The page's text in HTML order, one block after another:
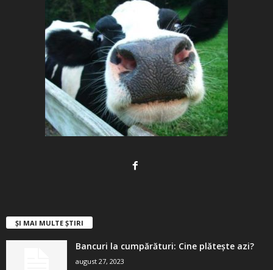
ȘI MAI MULTE ȘTIRI
Bancuri la cumpărături: Cine plătește azi?
august 27, 2023